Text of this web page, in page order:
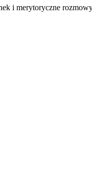
i merytoryczne